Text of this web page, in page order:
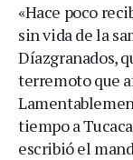
«Hace poco
sin vida de la
Díazgranados,
terremoto que
tiempo a
escribió el